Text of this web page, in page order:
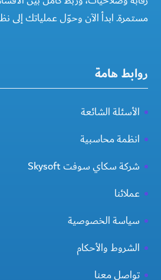
مستمرة. ابدأ الآن وحوّل عملياتك
روابط هامة
الأسئلة الشائعة
انظمة محاسبية
شركة سكاي سوفت Skysoft
عملائنا
سياسة الخصوصية
الشروط والأحكام
تواصل معنا